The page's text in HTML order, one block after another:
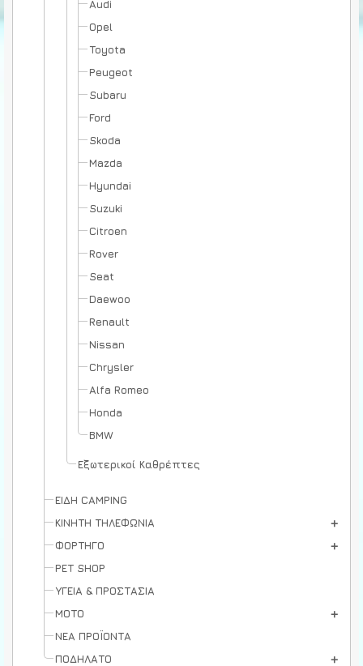
Audi
Opel
Toyota
Peugeot
Subaru
Ford
Skoda
Mazda
Hyundai
Suzuki
Citroen
Rover
Seat
Daewoo
Renault
Nissan
Chrysler
Alfa Romeo
Honda
BMW
Εξωτερικοί Καθρέπτες
ΕΙΔΗ CAMPING
ΚΙΝΗΤΗ ΤΗΛΕΦΩΝΙΑ
ΦΟΡΤΗΓΟ
PET SHOP
ΥΓΕΙΑ & ΠΡΟΣΤΑΣΙΑ
ΜΟΤΟ
ΝΕΑ ΠΡΟΪΟΝΤΑ
ΠΟΔΗΛΑΤΟ